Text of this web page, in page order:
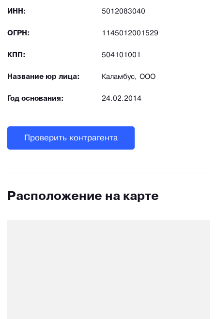
ИНН: 5012083040
ОГРН: 1145012001529
КПП: 504101001
Название юр лица: Каламбус, ООО
Год основания: 24.02.2014
Проверить контрагента
Расположение на карте